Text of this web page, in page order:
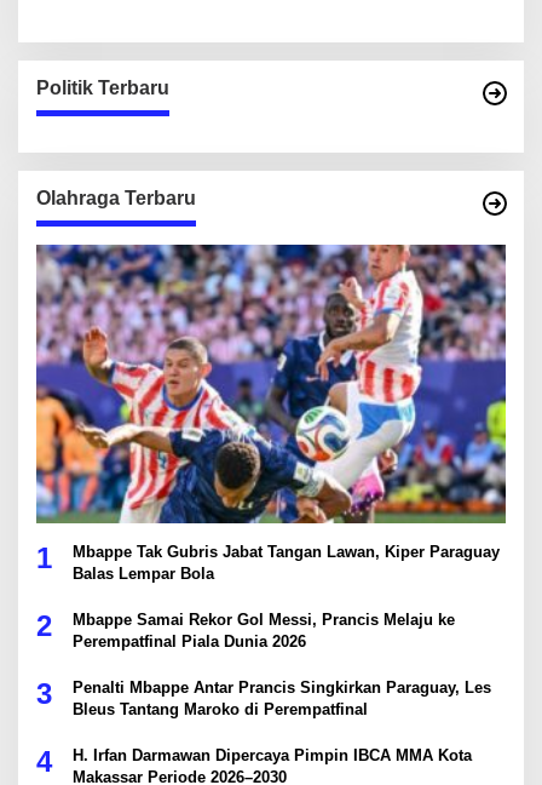
Politik Terbaru
Olahraga Terbaru
1
Mbappe Tak Gubris Jabat Tangan Lawan, Kiper Paraguay
Balas Lempar Bola
2
Mbappe Samai Rekor Gol Messi, Prancis Melaju ke
Perempatfinal Piala Dunia 2026
3
Penalti Mbappe Antar Prancis Singkirkan Paraguay, Les
Bleus Tantang Maroko di Perempatfinal
4
H. Irfan Darmawan Dipercaya Pimpin IBCA MMA Kota
Makassar Periode 2026–2030